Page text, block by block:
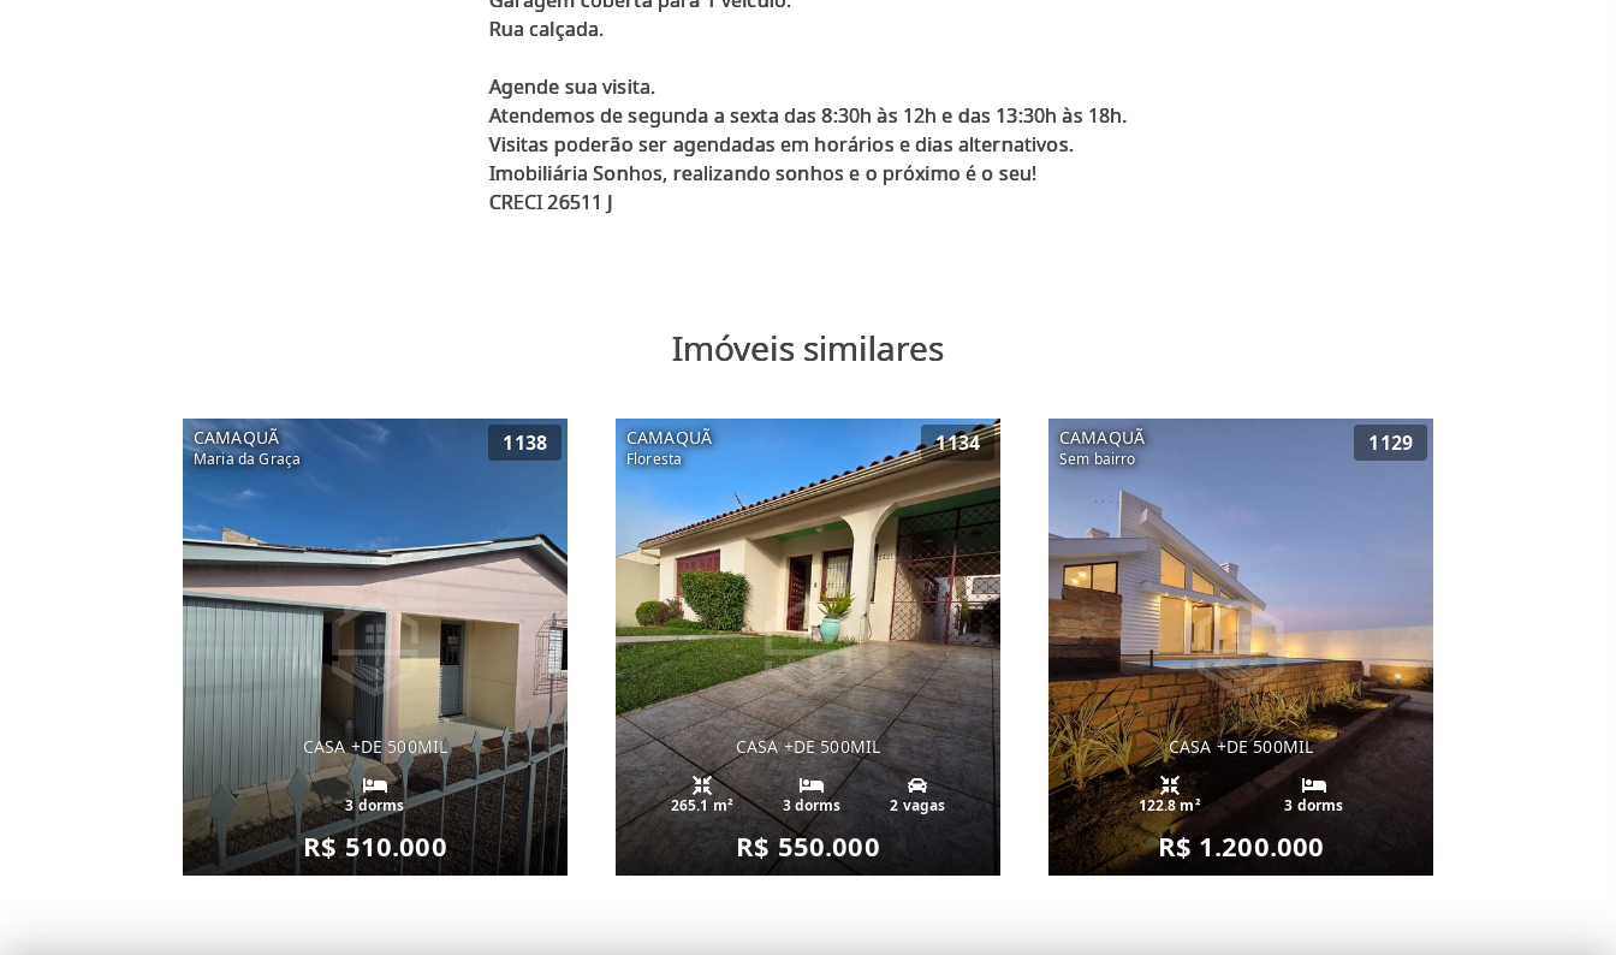
Rua calçada.
Agende sua visita.
Atendemos de segunda a sexta das 8:30h às 12h e das 13:30h às 18h.
Visitas poderão ser agendadas em horários e dias alternativos.
Imobiliária Sonhos, realizando sonhos e o próximo é o seu!
Imóveis similares
CAMAQUÃ
Maria da Graça
1138
CASA +DE 500MIL
3 dorms
R$ 510.000
CAMAQUÃ
Floresta
1134
CASA +DE 500MIL
265.1 m² 3 dorms 2 vagas
R$ 550.000
CAMAQUÃ
Sem bairro
1129
CASA +DE 500MIL
122.8 m² 3 dorms
R$ 1.200.000